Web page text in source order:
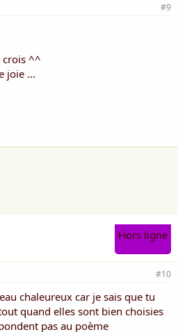
#9
crois ^^
joie ...
Hors ligne
#10
chaleureux car je sais que tu
quand elles sont bien choisies
pas au poème